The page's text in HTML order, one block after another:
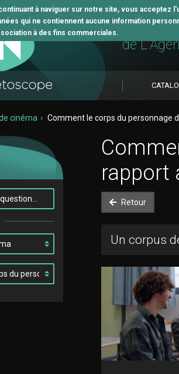
à naviguer sur notre site, vous
qui ne contiennent aucune information
à des fins commerciales. L'outil
de
cinéma Comment le corps du personnage
rapport
Retour
Un corpus